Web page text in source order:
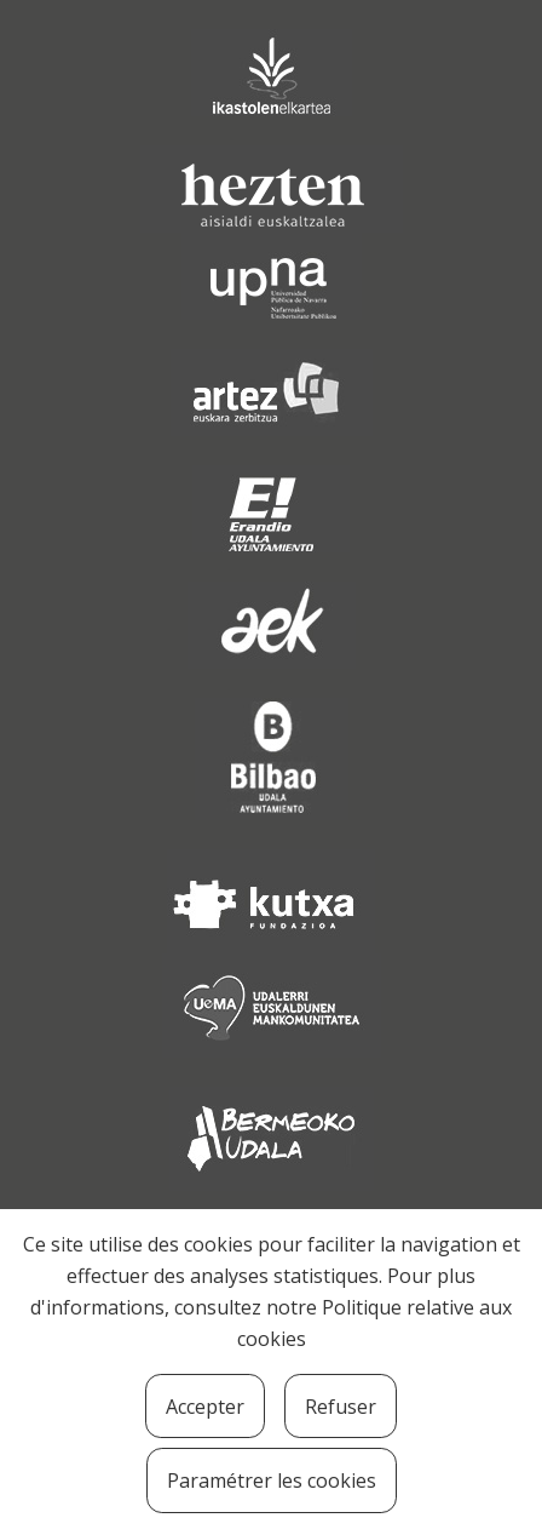
Ce site utilise des cookies pour faciliter la navigation et
effectuer des analyses statistiques. Pour plus
d'informations, consultez notre Politique relative aux
cookies
Accepter Refuser
Paramétrer les cookies